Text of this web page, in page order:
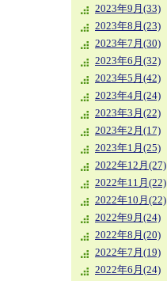
2023年9月(33)
2023年8月(23)
2023年7月(30)
2023年6月(32)
2023年5月(42)
2023年4月(24)
2023年3月(22)
2023年2月(17)
2023年1月(25)
2022年12月(27)
2022年11月(22)
2022年10月(22)
2022年9月(24)
2022年8月(20)
2022年7月(19)
2022年6月(24)